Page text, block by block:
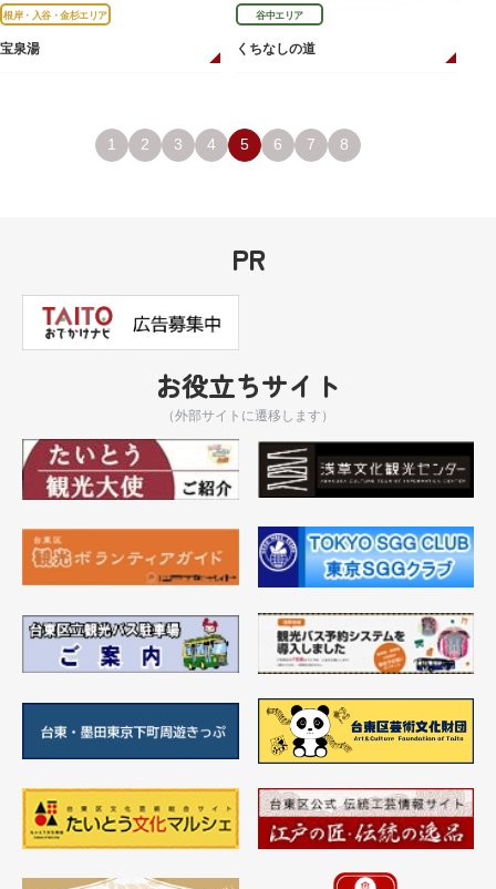
根岸・入谷・金杉エリア
宝泉湯
谷中エリア
くちなしの道
1 2 3 4 5 6 7 8
PR
お役立ちサイト
（外部サイトに遷移します）